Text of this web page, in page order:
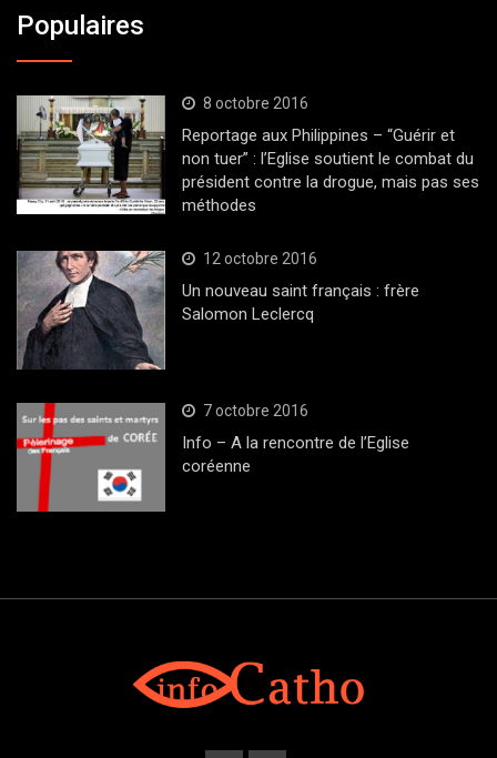
Populaires
8 octobre 2016
Reportage aux Philippines – “Guérir et
non tuer” : l’Eglise soutient le combat du
président contre la drogue, mais pas ses
méthodes
12 octobre 2016
Un nouveau saint français : frère
Salomon Leclercq
7 octobre 2016
Info – A la rencontre de l’Eglise
coréenne